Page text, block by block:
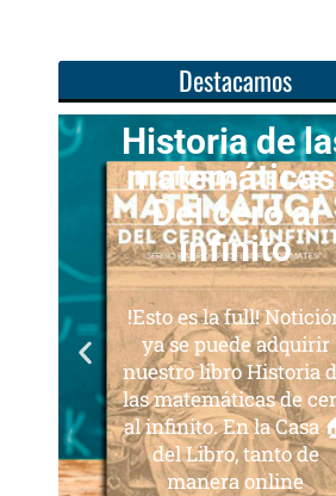
Destacamos
Historia de las
matemáticas:
Del cero al
infinito
!Esto es la full! Notición
ya se puede adquirir
nuestro libro Historia de
las matemáticas de cero
al infinito. En la Casa 🏠
del Libro, tanto de
manera online